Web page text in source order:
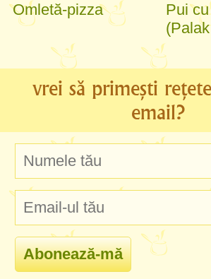
Omletă-pizza
Pui
vrei să primești
email?